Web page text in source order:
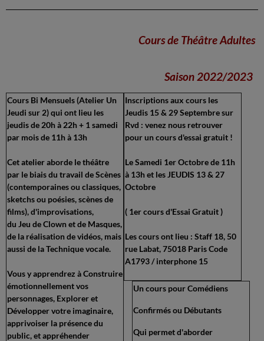
Cours de Théâtre Adultes
Saison 2022/2023
Cours Bi Mensuels (Atelier Un
Jeudi sur 2) qui ont lieu les
jeudis de 20h à 22h + 1 samedi
par mois de 11h à 13h
Cet atelier aborde le théâtre
par le biais du travail de Scènes
(contemporaines ou classiques,
sketchs ou poésies, scènes de
films), d'improvisations,
du Jeu de Clown et de Masques,
de la réalisation de vidéos, mais
aussi de la Technique vocale.
Vous y apprendrez à Construire
émotionnellement vos
personnages, Explorer et
Développer votre imaginaire,
apprivoiser la présence du
public, et appréhender
Inscriptions aux cours les
Jeudis 15 & 29 Septembre sur
Rvd : venez nous retrouver
pour un cours d'essai gratuit !
Le Samedi 1er Octobre de 11h
à 13h et les JEUDIS 13 & 27
Octobre
( 1er cours d'Essai Gratuit )
Les cours ont lieu : Staff 18, 50
rue Labat, 75018 Paris Code
A1793 / interphone 15
Un cours pour Comédiens
Confirmés ou Débutants
Qui permet d'aborder